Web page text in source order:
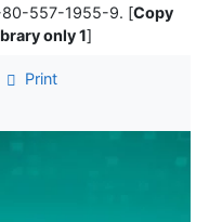
80-557-1955-9. [Copy
only 1]
Print